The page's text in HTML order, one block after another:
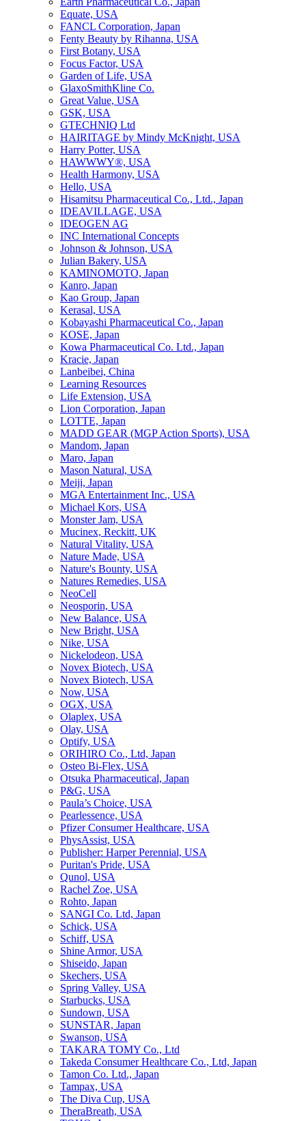
Equate, USA
FANCL Corporation, Japan
Fenty Beauty by Rihanna, USA
First Botany, USA
Focus Factor, USA
Garden of Life, USA
GlaxoSmithKline Co.
Great Value, USA
GSK, USA
GTECHNIQ Ltd
HAIRITAGE by Mindy McKnight, USA
Harry Potter, USA
HAWWWY®, USA
Health Harmony, USA
Hello, USA
Hisamitsu Pharmaceutical Co., Ltd., Japan
IDEAVILLAGE, USA
IDEOGEN AG
INC International Concepts
Johnson & Johnson, USA
Julian Bakery, USA
KAMINOMOTO, Japan
Kanro, Japan
Kao Group, Japan
Kerasal, USA
Kobayashi Pharmaceutical Co., Japan
KOSE, Japan
Kowa Pharmaceutical Co. Ltd., Japan
Kracie, Japan
Lanbeibei, China
Learning Resources
Life Extension, USA
Lion Corporation, Japan
LOTTE, Japan
MADD GEAR (MGP Action Sports), USA
Mandom, Japan
Maro, Japan
Mason Natural, USA
Meiji, Japan
MGA Entertainment Inc., USA
Michael Kors, USA
Monster Jam, USA
Mucinex, Reckitt, UK
Natural Vitality, USA
Nature Made, USA
Nature's Bounty, USA
Natures Remedies, USA
NeoCell
Neosporin, USA
New Balance, USA
New Bright, USA
Nike, USA
Niсkelodeon, USA
Novex Biotech, USA
Novex Biotech, USA
Now, USA
OGX, USA
Olaplex, USA
Olay, USA
Optify, USA
ORIHIRO Co., Ltd, Japan
Osteo Bi-Flex, USA
Otsuka Pharmaceutical, Japan
P&G, USA
Paula’s Choice, USA
Pearlessence, USA
Pfizer Consumer Healthcare, USA
PhysAssist, USA
Publisher: Harper Perennial, USA
Puritan's Pride, USA
Qunol, USA
Rachel Zoe, USA
Rohto, Japan
SANGI Co. Ltd, Japan
Schick, USA
Schiff, USA
Shine Armor, USA
Shiseido, Japan
Skechers, USA
Spring Valley, USA
Starbucks, USA
Sundown, USA
SUNSTAR, Japan
Swanson, USA
TAKARA TOMY Co., Ltd
Takeda Consumer Healthcare Co., Ltd, Japan
Tamon Co. Ltd., Japan
Tampax, USA
The Diva Cup, USA
TheraBreath, USA